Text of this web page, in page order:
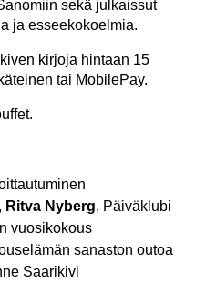
sekä julkaissut
ja esseekokoelmia.
kirjoja hintaan 15
tai MobilePay.
Ritva Nyberg, Päiväklubi
vuosikokous
sanaston outoa
Saarikivi